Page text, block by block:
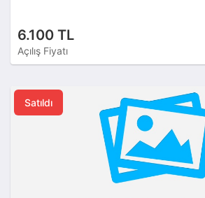
6.100 TL
Açılış Fiyatı
Satıldı